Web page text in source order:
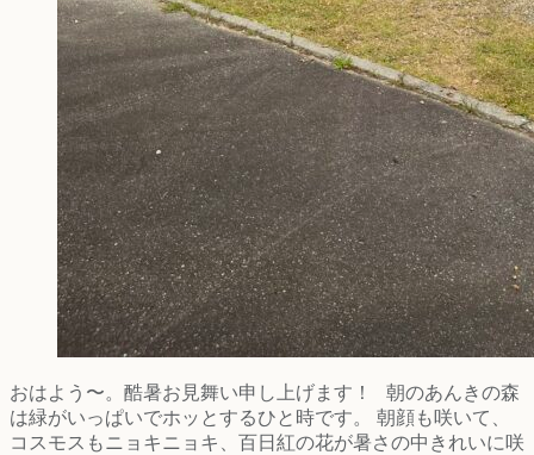
おはよう〜。酷暑お見舞い申し上げます！ 朝のあんきの森
は緑がいっぱいでホッとするひと時です。 朝顔も咲いて、
コスモスもニョキニョキ、百日紅の花が暑さの中きれいに咲